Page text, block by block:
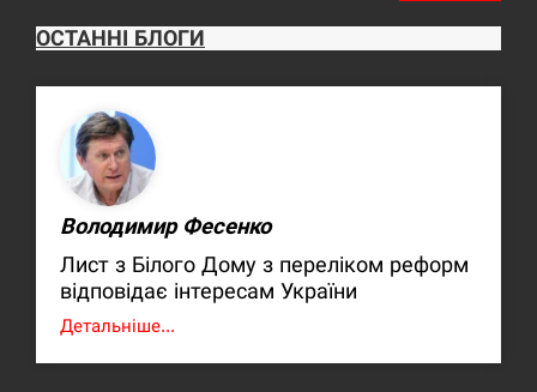
ОСТАННІ БЛОГИ
Володимир Фесенко
Лист з Білого Дому з переліком реформ
відповідає інтересам України
Детальніше...